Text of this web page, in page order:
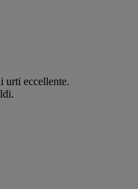
urti eccellente.